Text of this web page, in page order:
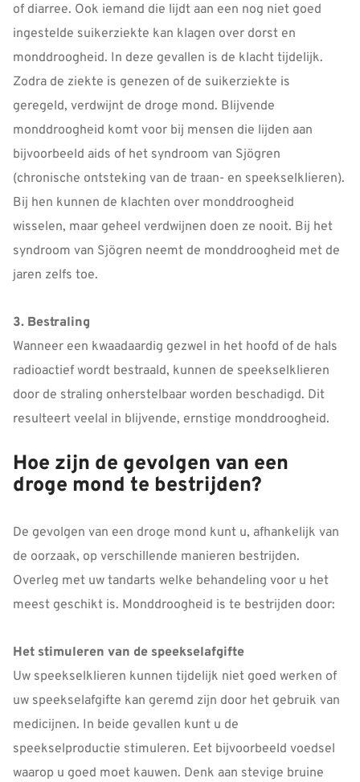
of diarree. Ook iemand die lijdt aan een nog niet goed
ingestelde suikerziekte kan klagen over dorst en
monddroogheid. In deze gevallen is de klacht tijdelijk.
Zodra de ziekte is genezen of de suikerziekte is
geregeld, verdwijnt de droge mond. Blijvende
monddroogheid komt voor bij mensen die lijden aan
bijvoorbeeld aids of het syndroom van Sjögren
(chronische ontsteking van de traan- en speekselklieren).
Bij hen kunnen de klachten over monddroogheid
wisselen, maar geheel verdwijnen doen ze nooit. Bij het
syndroom van Sjögren neemt de monddroogheid met de
jaren zelfs toe.
3. Bestraling
Wanneer een kwaadaardig gezwel in het hoofd of de hals
radioactief wordt bestraald, kunnen de speekselklieren
door de straling onherstelbaar worden beschadigd. Dit
resulteert veelal in blijvende, ernstige monddroogheid.
Hoe zijn de gevolgen van een
droge mond te bestrijden?
De gevolgen van een droge mond kunt u, afhankelijk van
de oorzaak, op verschillende manieren bestrijden.
Overleg met uw tandarts welke behandeling voor u het
meest geschikt is. Monddroogheid is te bestrijden door:
Het stimuleren van de speekselafgifte
Uw speekselklieren kunnen tijdelijk niet goed werken of
uw speekselafgifte kan geremd zijn door het gebruik van
medicijnen. In beide gevallen kunt u de
speekselproductie stimuleren. Eet bijvoorbeeld voedsel
waarop u goed moet kauwen. Denk aan stevige bruine